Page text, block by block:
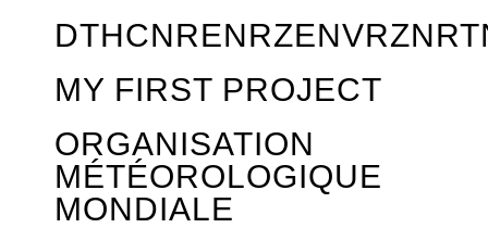
MY FIRST PROJECT
ORGANISATION
MÉTÉOROLOGIQUE
MONDIALE